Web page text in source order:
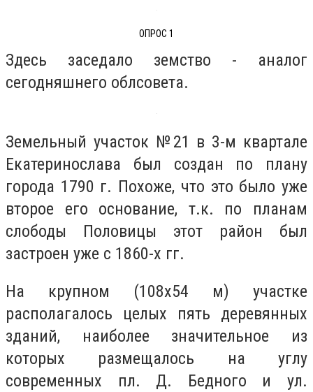
ОПРОС 1
Здесь заседало земство - аналог
сегодняшнего облсовета.
Земельный участок №21 в 3-м квартале
Екатеринослава был создан по плану
города 1790 г. Похоже, что это было уже
второе его основание, т.к. по планам
слободы Половицы этот район был
застроен уже с 1860-х гг.
На крупном (108х54 м) участке
располагалось целых пять деревянных
зданий, наиболее значительное из
которых размещалось на углу
современных пл. Д. Бедного и ул.